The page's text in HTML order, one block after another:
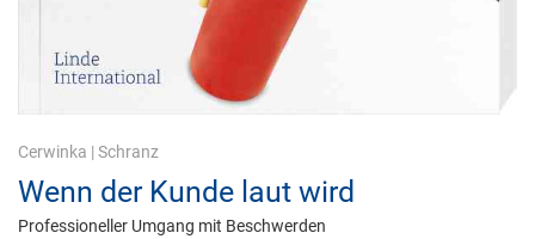
Cerwinka | Schranz
Wenn der Kunde laut wird
Professioneller Umgang mit Beschwerden